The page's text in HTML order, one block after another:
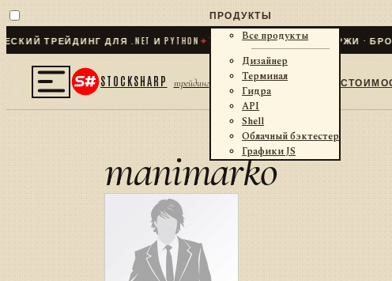
ТРЕЙДИНГ ДЛЯ .NET И PYTHON ✦70 + КОННЕКТОРОВ · БИРЖИ ·
STOCKSHARP трейдинг
ПРОДУКТЫ
Все продукты
Дизайнер
Терминал
Гидра
API
Shell
Облачный бэктестер
Графики JS
manimarko